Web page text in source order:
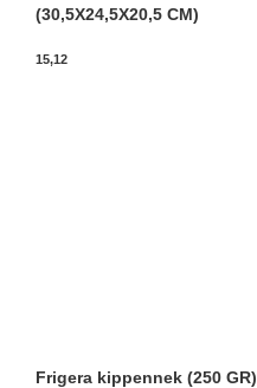
(30,5X24,5X20,5 CM)
15,12
Frigera kippennek (250 GR)